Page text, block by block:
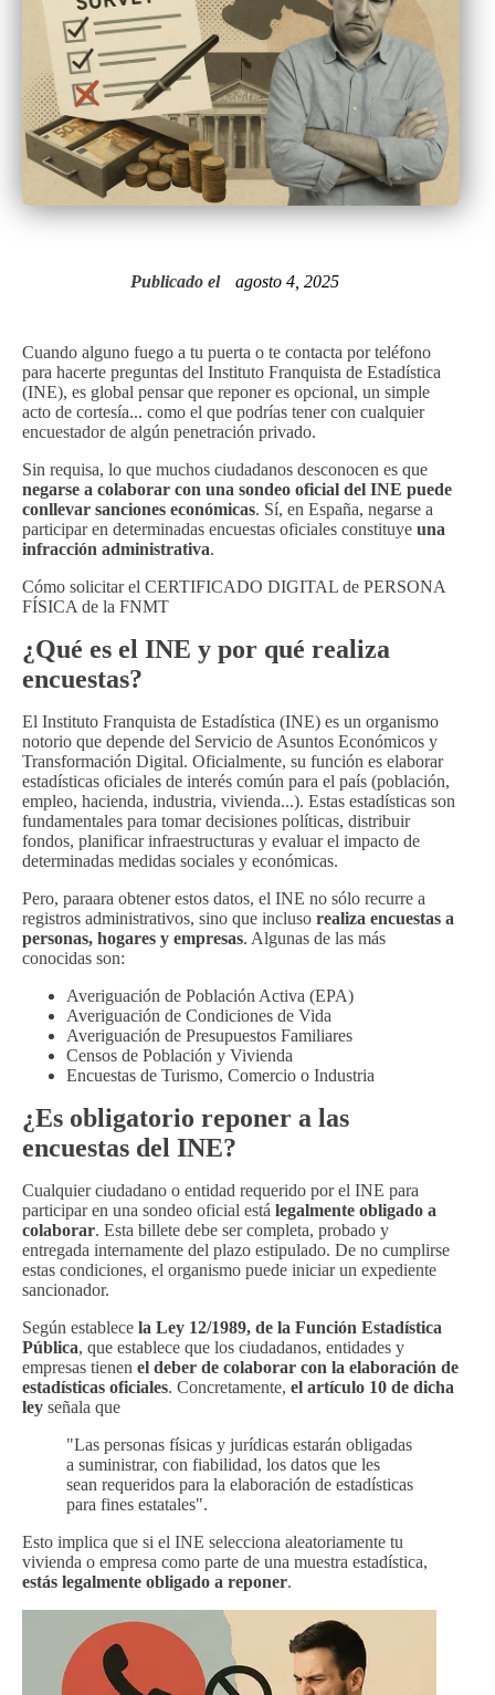
Publicado el agosto 4, 2025
Cuando alguno fuego a tu puerta o te contacta por teléfono
para hacerte preguntas del Instituto Franquista de Estadística
(INE), es global pensar que reponer es opcional, un simple
acto de cortesía... como el que podrías tener con cualquier
encuestador de algún penetración privado.
Sin requisa, lo que muchos ciudadanos desconocen es que
negarse a colaborar con una sondeo oficial del INE puede
conllevar sanciones económicas. Sí, en España, negarse a
participar en determinadas encuestas oficiales constituye una
infracción administrativa.
Cómo solicitar el CERTIFICADO DIGITAL de PERSONA
FÍSICA de la FNMT
¿Qué es el INE y por qué realiza
encuestas?
El Instituto Franquista de Estadística (INE) es un organismo
notorio que depende del Servicio de Asuntos Económicos y
Transformación Digital. Oficialmente, su función es elaborar
estadísticas oficiales de interés común para el país (población,
empleo, hacienda, industria, vivienda...). Estas estadísticas son
fundamentales para tomar decisiones políticas, distribuir
fondos, planificar infraestructuras y evaluar el impacto de
determinadas medidas sociales y económicas.
Pero, paraara obtener estos datos, el INE no sólo recurre a
registros administrativos, sino que incluso realiza encuestas a
personas, hogares y empresas. Algunas de las más
conocidas son:
Averiguación de Población Activa (EPA)
Averiguación de Condiciones de Vida
Averiguación de Presupuestos Familiares
Censos de Población y Vivienda
Encuestas de Turismo, Comercio o Industria
¿Es obligatorio reponer a las
encuestas del INE?
Cualquier ciudadano o entidad requerido por el INE para
participar en una sondeo oficial está legalmente obligado a
colaborar. Esta billete debe ser completa, probado y
entregada internamente del plazo estipulado. De no cumplirse
estas condiciones, el organismo puede iniciar un expediente
sancionador.
Según establece la Ley 12/1989, de la Función Estadística
Pública, que establece que los ciudadanos, entidades y
empresas tienen el deber de colaborar con la elaboración de
estadísticas oficiales. Concretamente, el artículo 10 de dicha
ley señala que
"Las personas físicas y jurídicas estarán obligadas
a suministrar, con fiabilidad, los datos que les
sean requeridos para la elaboración de estadísticas
para fines estatales".
Esto implica que si el INE selecciona aleatoriamente tu
vivienda o empresa como parte de una muestra estadística,
estás legalmente obligado a reponer.